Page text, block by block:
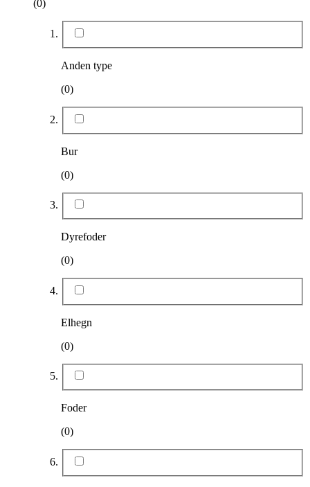
(0)
Anden type
(0)
Bur
(0)
Dyrefoder
(0)
Elhegn
(0)
Foder
(0)